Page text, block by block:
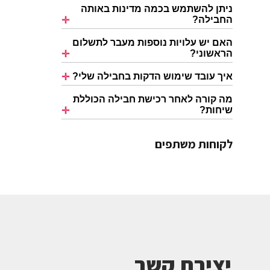
ניתן להשתמש בכמה מדינות באותה
החבילה?
האם יש עלויות נוספות מעבר לתשלום
הראשוני?
איך עובד שימוש הדקות בחבילה שלי?
מה קורה לאחר רכישת חבילה הכוללת
שיחות?
לקוחות משתפים